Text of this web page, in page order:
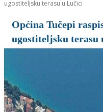
ugostiteljsku terasu u Lučici
Općina Tučepi
ugostiteljsku terasu